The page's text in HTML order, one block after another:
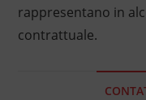
rappresentano in
contrattuale.